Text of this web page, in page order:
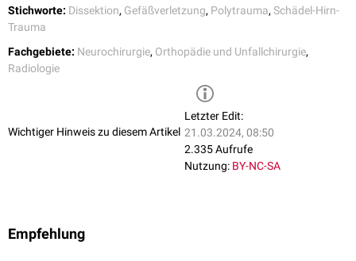
Dissektionen des vorderen Stromgebiets betreffen insbesondere die
supraklinoidale
Komplikation. Schnell größenprogredienteHämatome oder
ausgedehnte
: v.a. Vertebralarterie und distale
AV-Fistel
Stichworte: Dissektion, Gefäßverletzung, Polytrauma, Schädel-Hirn-
Trauma
Fachgebiete: Neurochirurgie, Orthopädie und Unfallchirurgie,
Radiologie
Wichtiger Hinweis zu diesem Artikel
Letzter Edit:
21.03.2024, 08:50
2.335 Aufrufe
Nutzung: BY-NC-SA
Empfehlung